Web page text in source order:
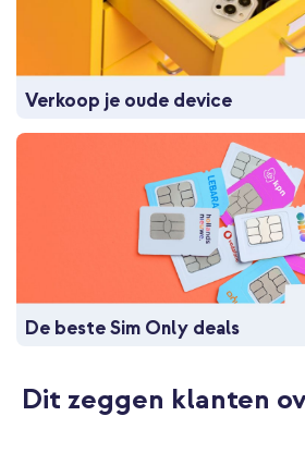
Verkoop je oude device
De beste Sim Only deals
Dit zeggen klanten